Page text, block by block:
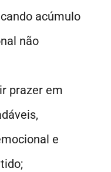
acúmulo
não
prazer em
e